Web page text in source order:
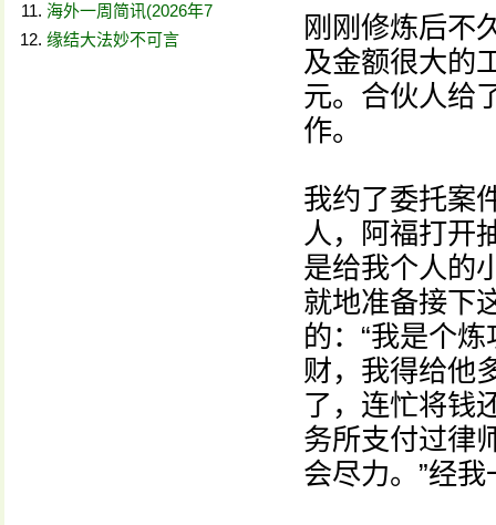
海外一周简讯(2026年7
缘结大法妙不可言
刚刚修炼后不
及金额很大的
元。合伙人给
作。
我约了委托案
人，阿福打开
是给我个人的
就地准备接下
的：“我是个
财，我得给他
了，连忙将钱
务所支付过律
会尽力。”经